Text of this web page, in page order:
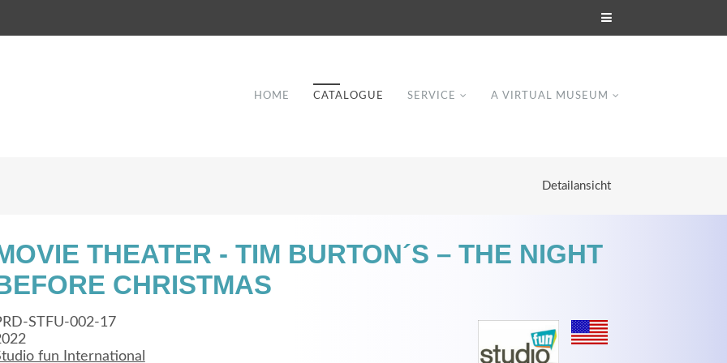
HOME CATALOGUE SERVICE A VIRTUAL MUSEUM
Detailansicht
THEATER - TIM BURTON´S – THE NIGHT
CHRISTMAS
STFU-002-17
fun International
Good Service
adipiscing elit. Aenean commodo ligula eget
dolor.